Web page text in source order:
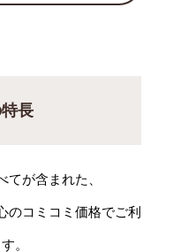
長
が含まれた、
のコミコミ価格でご利
。